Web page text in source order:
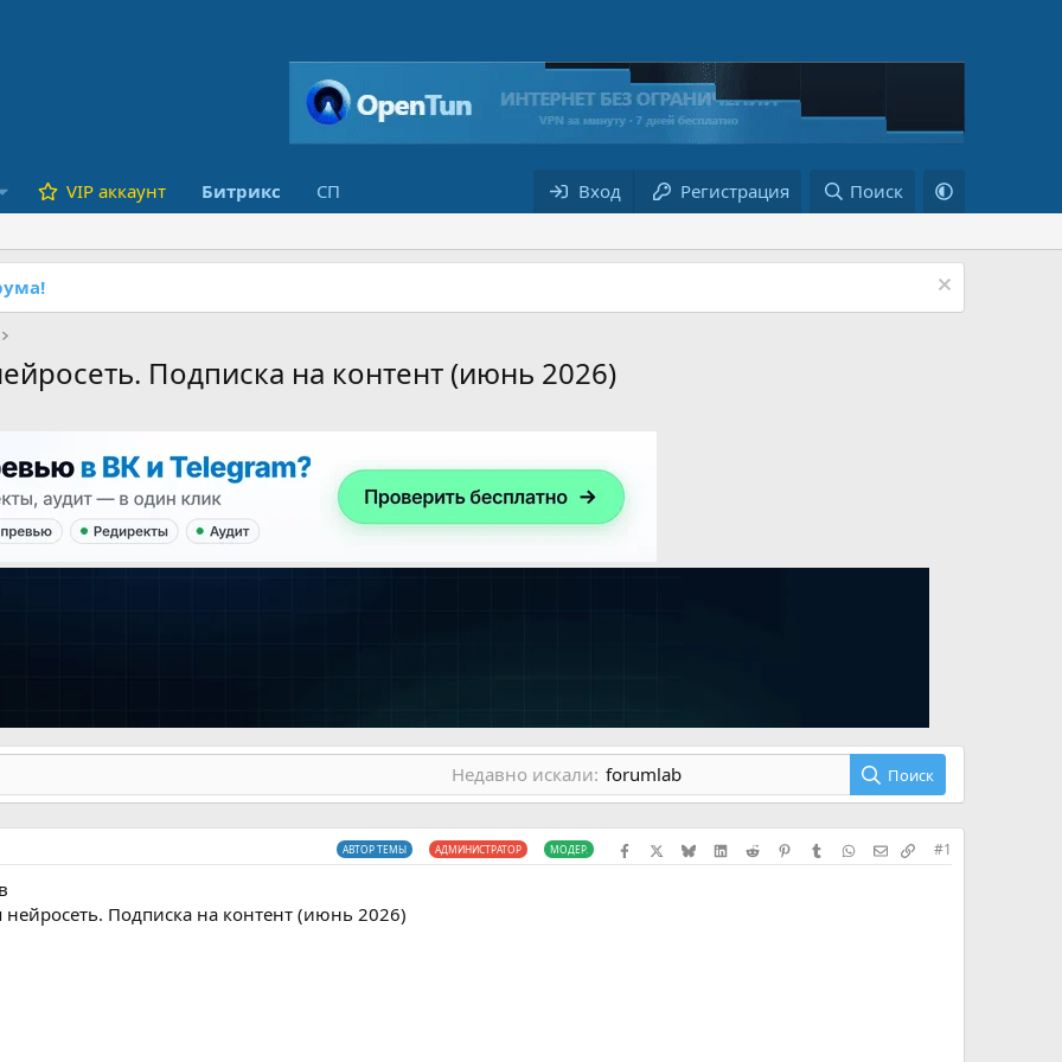
VIP аккаунт Битрикс СП Вход Регистрация Поиск
Подписка на контент (июнь 2026)
Недавно искали: forumlab Поиск
АВТОР ТЕМЫ АДМИНИСТРАТОР МОДЕР. FacebookX (Twitter)
BlueskyLinkedInRedditPinterestTumblrWhatsApp
Электронная почта
Скопировать
#1
Подписка на контент (июнь 2026)